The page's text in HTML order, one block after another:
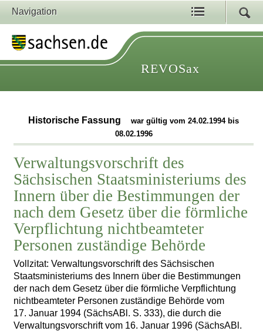
Navigation
REVOSax
Historische Fassung
war gültig vom 24.02.1994 bis
08.02.1996
Verwaltungsvorschrift des
Sächsischen Staatsministeriums des
Innern über die Bestimmungen der
nach dem Gesetz über die förmliche
Verpflichtung nichtbeamteter
Personen zuständige Behörde
Vollzitat: Verwaltungsvorschrift des Sächsischen
Staatsministeriums des Innern über die Bestimmungen
der nach dem Gesetz über die förmliche Verpflichtung
nichtbeamteter Personen zuständige Behörde vom
17. Januar 1994 (SächsABl. S. 333), die durch die
Verwaltungsvorschrift vom 16. Januar 1996 (SächsABl.